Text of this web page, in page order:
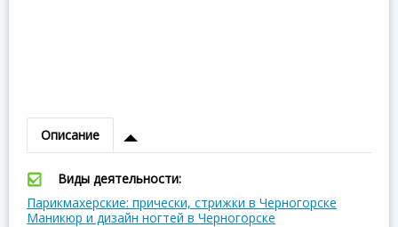
Описание
Виды деятельности:
Парикмахерские: прически, стрижки в Черногорске
Маникюр и дизайн ногтей в Черногорске